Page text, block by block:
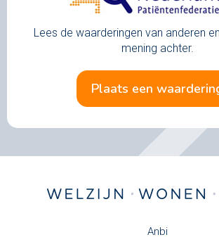
Lees de waarderingen van anderen
mening achter.
plaats een
Anbi